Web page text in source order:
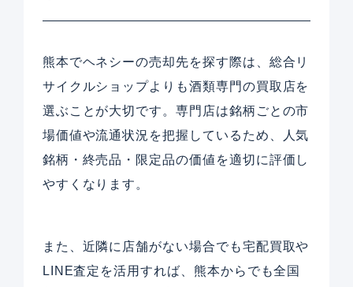
熊本でヘネシーの売却先を探す際は、総合リ
サイクルショップよりも酒類専門の買取店を
選ぶことが大切です。専門店は銘柄ごとの市
場価値や流通状況を把握しているため、人気
銘柄・終売品・限定品の価値を適切に評価し
やすくなります。
また、近隣に店舗がない場合でも宅配買取や
LINE査定を活用すれば、熊本からでも全国